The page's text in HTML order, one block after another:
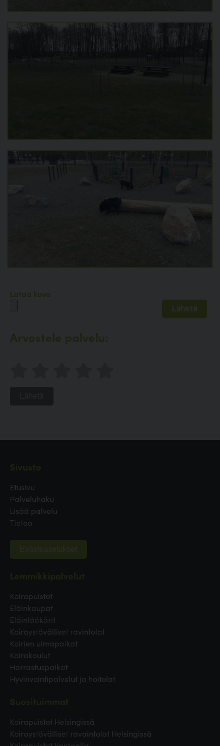
Lataa kuva
Arvostele palvelu:
Etusivu
Palveluhaku
Lisää palvelu
Tietoa
Evästeasetukset
Koirapuistot
Eläinkaupat
Eläinlääkärit
Koiraystävälliset ravintolat
Koirien uimapaikat
Koirakoulut
Harrastuspaikat
Hyvinvointipalvelut ja hoitolat
Koirapuistot Helsingissä
Koiraystävälliset ravaintolat Helsingissä